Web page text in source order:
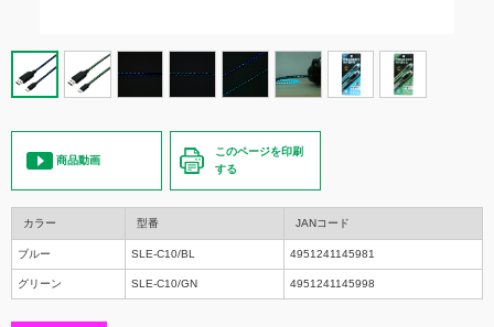
商品動画
このページを印刷
する
カラー 型番 JANコード
ブルー SLE-C10/BL 4951241145981
グリーン SLE-C10/GN 4951241145998